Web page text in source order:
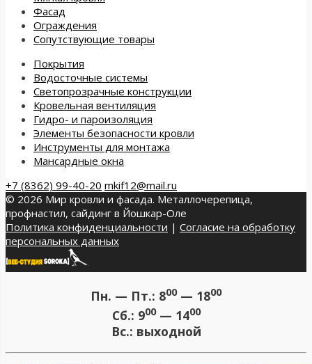
Фасад
Ограждения
Сопутствующие товары
Покрытия
Водосточные системы
Светопрозрачные конструкции
Кровельная вентиляция
Гидро- и пароизоляция
Элементы безопасности кровли
Инструменты для монтажа
Мансардные окна
+7 (8362) 99-40-20 mkif12@mail.ru
© 2026 Мир кровли и фасада. Металлочерепица,
профнастил, сайдинг в Йошкар-Оле
Политика конфиденциальности | Согласие на обработку
персональных данных
Пн. — Пт.: 800— 1800
Сб.: 900— 1400
Вс.: выходной